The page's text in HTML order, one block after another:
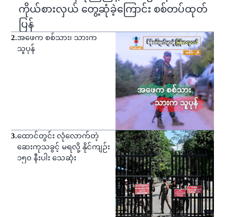
ကိုယ်စားလှယ် တွေ့ဆုံခဲ့ကြောင်း စစ်တပ်ထုတ်
ပြန်
2.အဖေက စစ်သား၊ သားက
သူပုန်
3.ထောင်တွင်း လုံလောက်တဲ့
ဆေးကုသခွင့် မရလို့ နိုင်ကျဉ်း
၁၅၀ နီးပါး သေဆုံး